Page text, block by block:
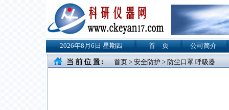
2026年8月6日 星期四 首 页 公司简介
首页 > 安全防护 > 防尘口罩 呼吸器